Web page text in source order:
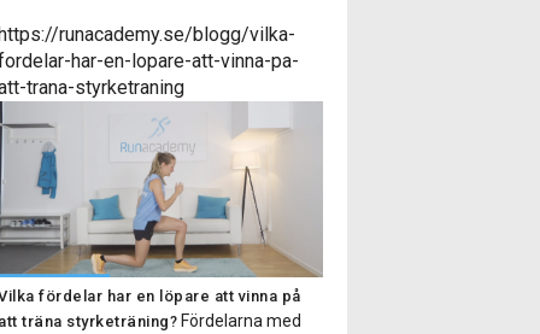
finns på två olika nivåer så passar
som både är van vid styrketräning och
även för dig som inte tränar styrka särskilt
https://runacademy.se/blogg/vilka-
har-en-lopare-att-vinna-pa-
trana-styrketraning
fördelar har en löpare att vinna på
att träna styrketräning? Fördelarna med